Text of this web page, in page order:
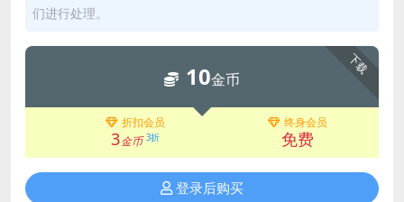
们进行处理。
下载
10金币
折扣会员
3金币 3折
终身会员
免费
登录后购买